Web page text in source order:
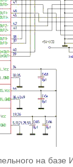
на базе